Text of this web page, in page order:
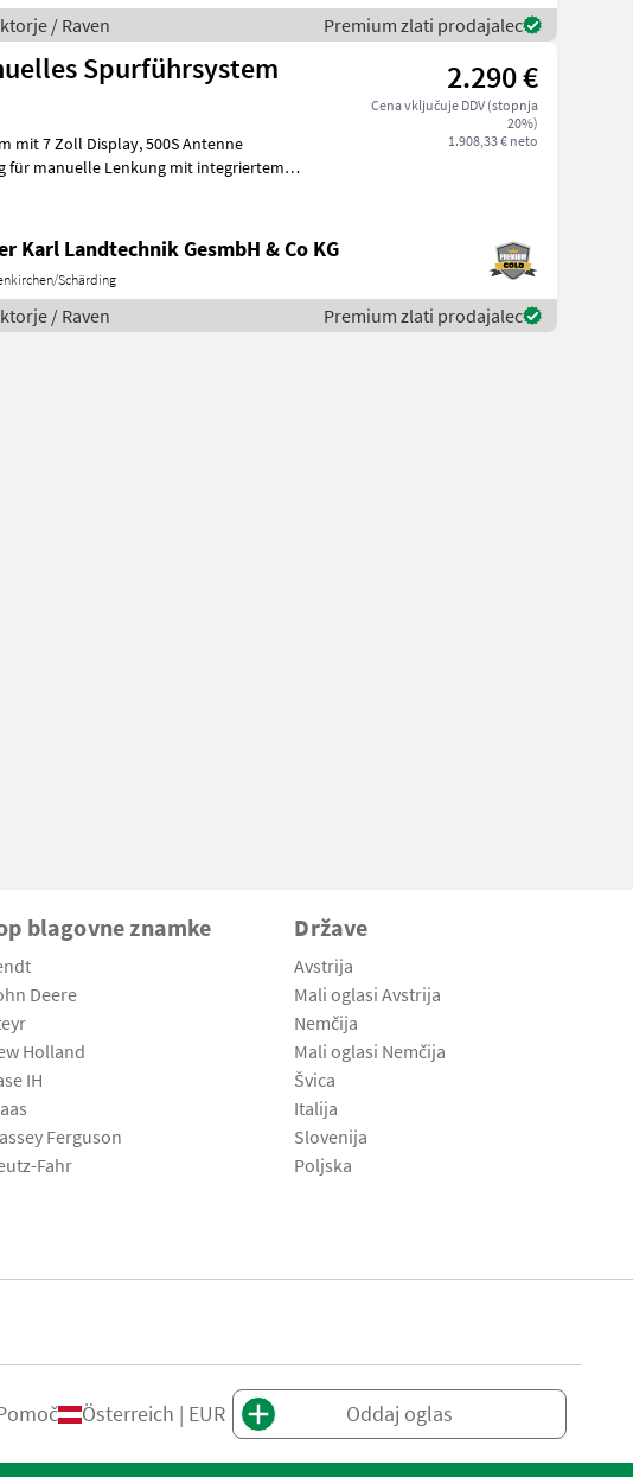
/ Raven Premium zlati prodajalec
Spurführsystem 2.290 €
Cena vključuje DDV (stopnja
20%)
1.908,33 € neto
Display, 500S Antenne
für manuelle Lenkung mit integriertem
Karl Landtechnik GesmbH & Co KG
Schärding
/ Raven Premium zlati prodajalec
blagovne znamke
Deere
Holland
IH
Ferguson
Fahr
Države
Avstrija
Mali oglasi Avstrija
Nemčija
Mali oglasi Nemčija
Švica
Italija
Slovenija
Poljska
Österreich | EUR Oddaj oglas